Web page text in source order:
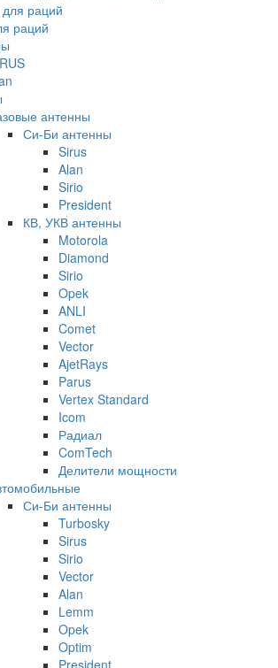
раций
антенны
Си-Би антенны
Sirus
Alan
Sirio
President
КВ, УКВ антенны
Motorola
Diamond
Sirio
Opek
ANLI
Comet
Vector
AjetRays
Parus
Vertex Standard
Icom
Радиал
ComTech
Делители мощности
Си-Би антенны
Turbosky
Sirus
Sirio
Vector
Alan
Lemm
Opek
Optim
President